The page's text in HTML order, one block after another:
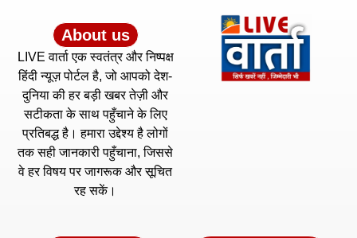
About us
LIVE वार्ता एक स्वतंत्र और निष्पक्ष
हिंदी न्यूज़ पोर्टल है, जो आपको देश-
दुनिया की हर बड़ी खबर तेज़ी और
सटीकता के साथ पहुँचाने के लिए
प्रतिबद्ध है। हमारा उद्देश्य है लोगों
तक सही जानकारी पहुँचाना, जिससे
वे हर विषय पर जागरूक और सूचित
रह सकें।